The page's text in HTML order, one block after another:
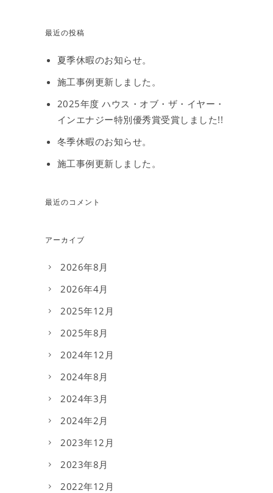
最近の投稿
夏季休暇のお知らせ。
施工事例更新しました。
2025年度 ハウス・オブ・ザ・イヤー・
インエナジー特別優秀賞受賞しました!!
冬季休暇のお知らせ。
施工事例更新しました。
最近のコメント
アーカイブ
2026年8月
2026年4月
2025年12月
2025年8月
2024年12月
2024年8月
2024年3月
2024年2月
2023年12月
2023年8月
2022年12月